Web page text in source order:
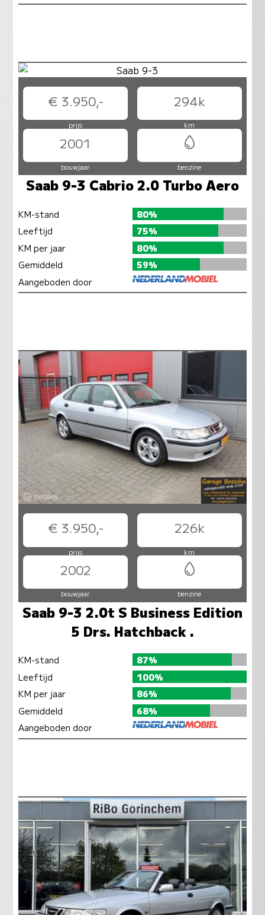
€ 3.950,- 294k
prijs km
2001
bouwjaar benzine
Saab 9-3 Cabrio 2.0 Turbo Aero
KM-stand
80%
Leeftijd
75%
KM per jaar
80%
Gemiddeld
59%
Aangeboden door
€ 3.950,- 226k
prijs km
2002
bouwjaar benzine
Saab 9-3 2.0t S Business Edition
5 Drs. Hatchback .
KM-stand
87%
Leeftijd
100%
KM per jaar
86%
Gemiddeld
68%
Aangeboden door